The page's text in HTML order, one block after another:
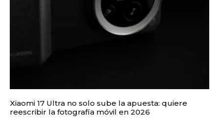
Xiaomi 17 Ultra no solo sube la apuesta: quiere
reescribir la fotografía móvil en 2026